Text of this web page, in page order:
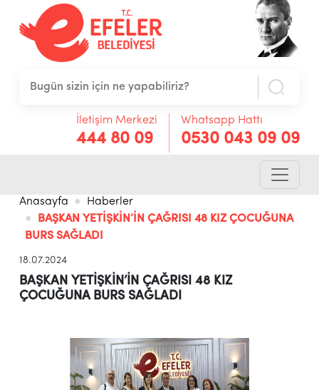
İletişim Merkezi
444 80 09
Whatsapp Hattı
0530 043 09 09
Anasayfa
Haberler
BAŞKAN YETİŞKİN’İN ÇAĞRISI 48 KIZ ÇOCUĞUNA
BURS SAĞLADI
18.07.2024
BAŞKAN YETİŞKİN’İN ÇAĞRISI 48 KIZ
ÇOCUĞUNA BURS SAĞLADI